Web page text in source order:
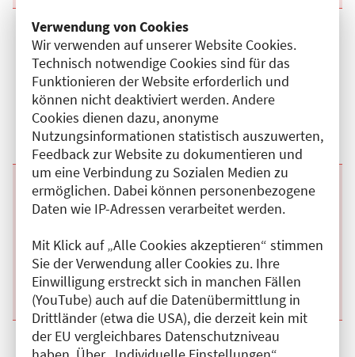
Verwendung von Cookies
Wir verwenden auf unserer Website Cookies.
Technisch notwendige Cookies sind für das
Funktionieren der Website erforderlich und
können nicht deaktiviert werden. Andere
Cookies dienen dazu, anonyme
Nutzungsinformationen statistisch auszuwerten,
Feedback zur Website zu dokumentieren und
um eine Verbindung zu Sozialen Medien zu
ermöglichen. Dabei können personenbezogene
Daten wie IP-Adressen verarbeitet werden.
Mit Klick auf „Alle Cookies akzeptieren“ stimmen
Sie der Verwendung aller Cookies zu. Ihre
Einwilligung erstreckt sich in manchen Fällen
(YouTube) auch auf die Datenübermittlung in
Drittländer (etwa die USA), die derzeit kein mit
der EU vergleichbares Datenschutzniveau
Beginn:
16.09.2026Ende und Anfangszeit:
-16.09.2026,08:00 Uhr
Veranstaltungstitel:
Notfallmanagement in klinischen
Risikobereichen
Veranstaltungsort:
Zentrum für Notfalltraining am ukb, Blumberger
Damm, 12683 Berlin
Kategorie:H
Fortbildungspunkte:8
Details anzeigen
Beginn:
15.09.2026 Ende und Anfangszeit:
-15.09.2026,08:00 Uhr
Veranstaltungstitel:
Notfallmanagement in klinischen
Risikobereichen
Damm, 12683 Berlin
Kategorie:H
Fortbildungspunkte:8
Details anzeigen
Beginn:
27.08.2026 Ende und Anfangszeit:
-27.08.2026,08:00 Uhr